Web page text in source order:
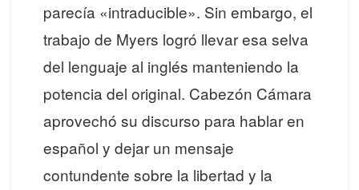
parecía «intraducible». Sin embargo, el
trabajo de Myers logró llevar esa selva
del lenguaje al inglés manteniendo la
potencia del original. Cabezón Cámara
aprovechó su discurso para hablar en
español y dejar un mensaje
contundente sobre la libertad y la